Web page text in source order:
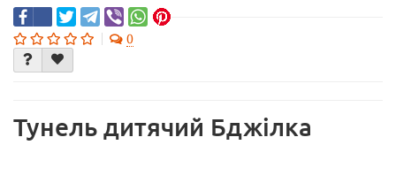
0
Тунель дитячий Бджілка